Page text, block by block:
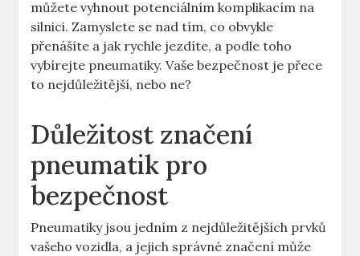
můžete vyhnout potenciálním komplikacím na
silnici. Zamyslete se nad tím, co obvykle
přenášíte a jak rychle jezdíte, a podle toho
vybírejte pneumatiky. Vaše bezpečnost je přece
to nejdůležitější, nebo ne?
Důležitost značení
pneumatik pro
bezpečnost
Pneumatiky jsou jedním z nejdůležitějších prvků
vašeho vozidla, a jejich správné značení může